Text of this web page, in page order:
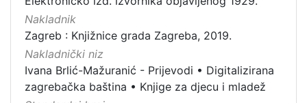
Nakladnik
Zagreb : Knjižnice grada Zagreba, 2019.
Nakladnički niz
Ivana Brlić-Mažuranić - Prijevodi • Digitalizirana
zagrebačka baština • Knjige za djecu i mladež